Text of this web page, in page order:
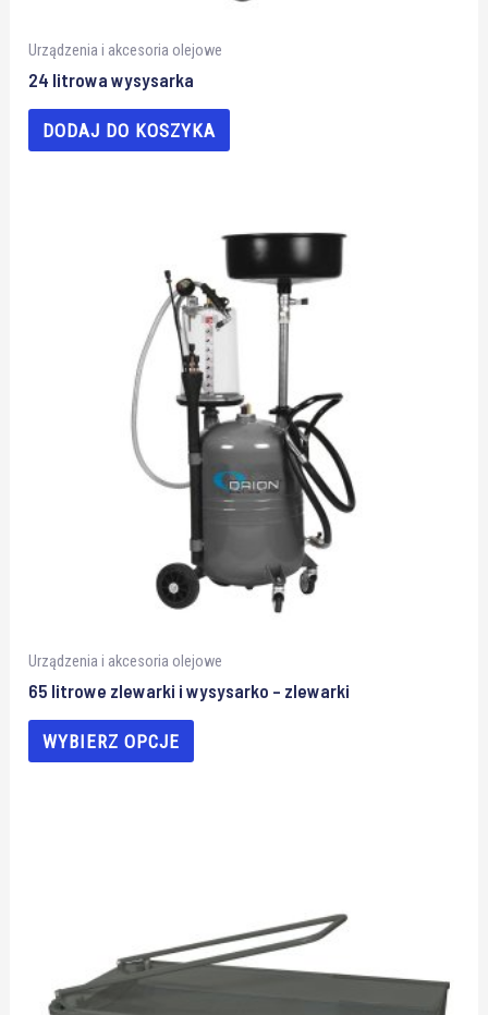
Urządzenia i akcesoria olejowe
24 litrowa wysysarka
DODAJ DO KOSZYKA
Urządzenia i akcesoria olejowe
65 litrowe zlewarki i wysysarko – zlewarki
WYBIERZ OPCJE